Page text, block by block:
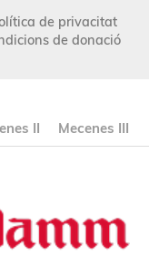
de privacitat
de donació
II Mecenes III